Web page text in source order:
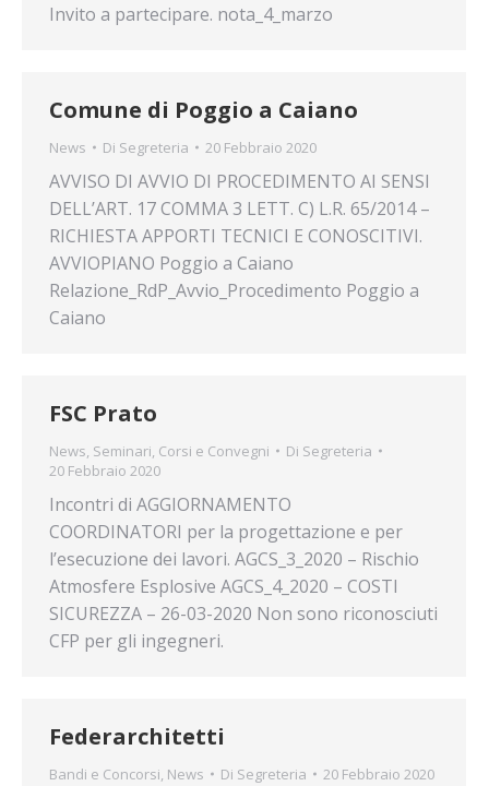
Invito a partecipare. nota_4_marzo
Comune di Poggio a Caiano
News Di Segreteria 20 Febbraio 2020
AVVISO DI AVVIO DI PROCEDIMENTO AI SENSI
DELL’ART. 17 COMMA 3 LETT. C) L.R. 65/2014 –
RICHIESTA APPORTI TECNICI E CONOSCITIVI.
AVVIOPIANO Poggio a Caiano
Relazione_RdP_Avvio_Procedimento Poggio a
Caiano
FSC Prato
News, Seminari, Corsi e Convegni Di Segreteria
20 Febbraio 2020
Incontri di AGGIORNAMENTO
COORDINATORI per la progettazione e per
l’esecuzione dei lavori. AGCS_3_2020 – Rischio
Atmosfere Esplosive AGCS_4_2020 – COSTI
SICUREZZA – 26-03-2020 Non sono riconosciuti
CFP per gli ingegneri.
Federarchitetti
Bandi e Concorsi, News Di Segreteria 20 Febbraio 2020